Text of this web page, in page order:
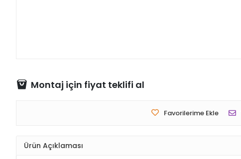
Montaj için fiyat teklifi al
Favorilerime Ekle
Ürün Açıklaması